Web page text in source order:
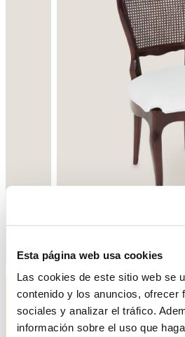
Esta página web usa cookies
Las cookies de este sitio web se
contenido y los anuncios, ofrecer
sociales y analizar el tráfico.
información sobre el uso que
Enrere Següent